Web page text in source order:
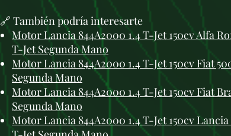
🔗 También podría interesarte
Motor Lancia 844A2000 1.4 T-Jet 150cv Alfa
T-Jet Segunda Mano
Motor Lancia 844A2000 1.4 T-Jet 150cv Fiat
Segunda Mano
Motor Lancia 844A2000 1.4 T-Jet 150cv Fiat
Segunda Mano
Motor Lancia 844A2000 1.4 T-Jet 150cv